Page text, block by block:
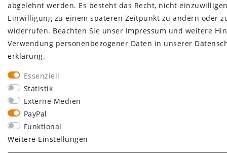
abgelehnt werden. Es besteht das Recht, nicht
Einwilligung zu einem späteren Zeitpunkt zu ändern oder
widerrufen. Beachten Sie unser Impressum und weitere
Verwendung personenbezogener Daten in unserer
erklärung.
Essenziell
Statistik
Externe Medien
PayPal
Funktional
Weitere Einstellungen